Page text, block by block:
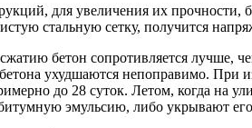
для увеличения их прочности,
стальную сетку, получится
бетон сопротивляется лучше,
ухудшаются непоправимо. При
до 28 суток. Летом, когда на
эмульсию, либо укрывают